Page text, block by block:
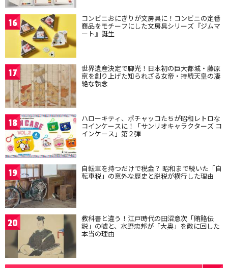
16 コンビニおにぎりが文房具に！コンビニの定番
商品をモチーフにした文房具シリーズ『ジムマ
ート』誕生
17 世界遺産決定で脚光！日本初の巨大都城・藤原
京を創り上げた知られざる女帝・持統天皇の凄
絶な執念
18 ハローキティ、ポチャッコたちが昭和レトロな
コインケースに！「サンリオキャラクターズ コ
インケース」第２弾
19 自転車を持つだけで税金？ 昭和まで続いた「自
転車税」の意外な歴史と脱税が横行した理由
20 教科書と違う！江戸時代の田沼意次「賄賂伝
説」の嘘と、水野忠邦が「大奥」を敵に回した
本当の理由